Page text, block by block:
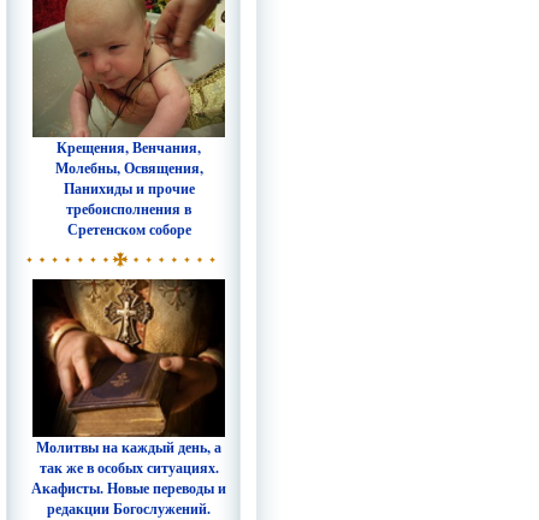
Крещения, Венчания,
Молебны, Освящения,
Панихиды и прочие
требоисполнения в
Сретенском соборе
Молитвы на каждый день, а
так же в особых ситуациях.
Акафисты. Новые переводы и
редакции Богослужений.